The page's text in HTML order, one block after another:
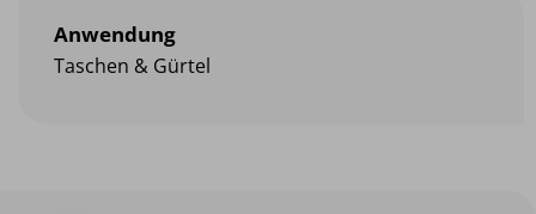
Anwendung
Taschen & Gürtel